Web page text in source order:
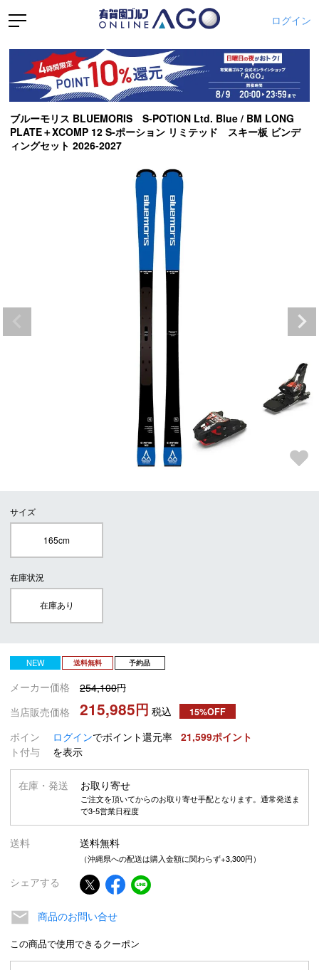
ログイン
ブルーモリス BLUEMORIS S-POTION Ltd. Blue / BM LONG
PLATE＋XCOMP 12 S-ポーション リミテッド スキー板 ビンデ
ィングセット 2026-2027
サイズ
165cm
在庫状況
在庫あり
NEW 送料無料 予約品
メーカー価格
254,100
当店販売価格
215,985 税込 15%OFF
ポイン
ト付与
ログインでポイント還元率
を表示
21,599
在庫・発送 お取り寄せ
ご注文を頂いてからのお取り寄せ手配となります。通常発送ま
で3-5営業日程度
送料 送料無料
（沖縄県への配送は購入金額に関わらず+3,300円）
シェアする
商品のお問い合せ
この商品で使用できるクーポン